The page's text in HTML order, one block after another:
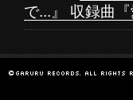
で...』 収録曲